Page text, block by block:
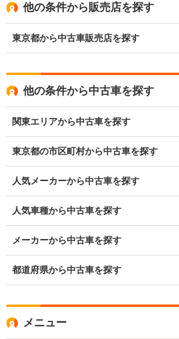
他の条件から販売店を探す
東京都から中古車販売店を探す
他の条件から中古車を探す
関東エリアから中古車を探す
東京都の市区町村から中古車を探す
人気メーカーから中古車を探す
人気車種から中古車を探す
メーカーから中古車を探す
都道府県から中古車を探す
メニュー